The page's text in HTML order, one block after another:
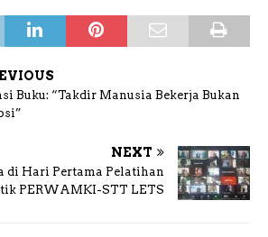
Buku: “Takdir Manusia Bekerja Bukan
NEXT
di Hari Pertama Pelatihan
PERWAMKI-STT LETS